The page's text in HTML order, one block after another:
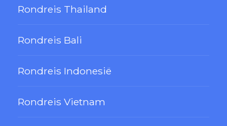
Rondreis Thailand
Rondreis Bali
Rondreis Indonesië
Rondreis Vietnam